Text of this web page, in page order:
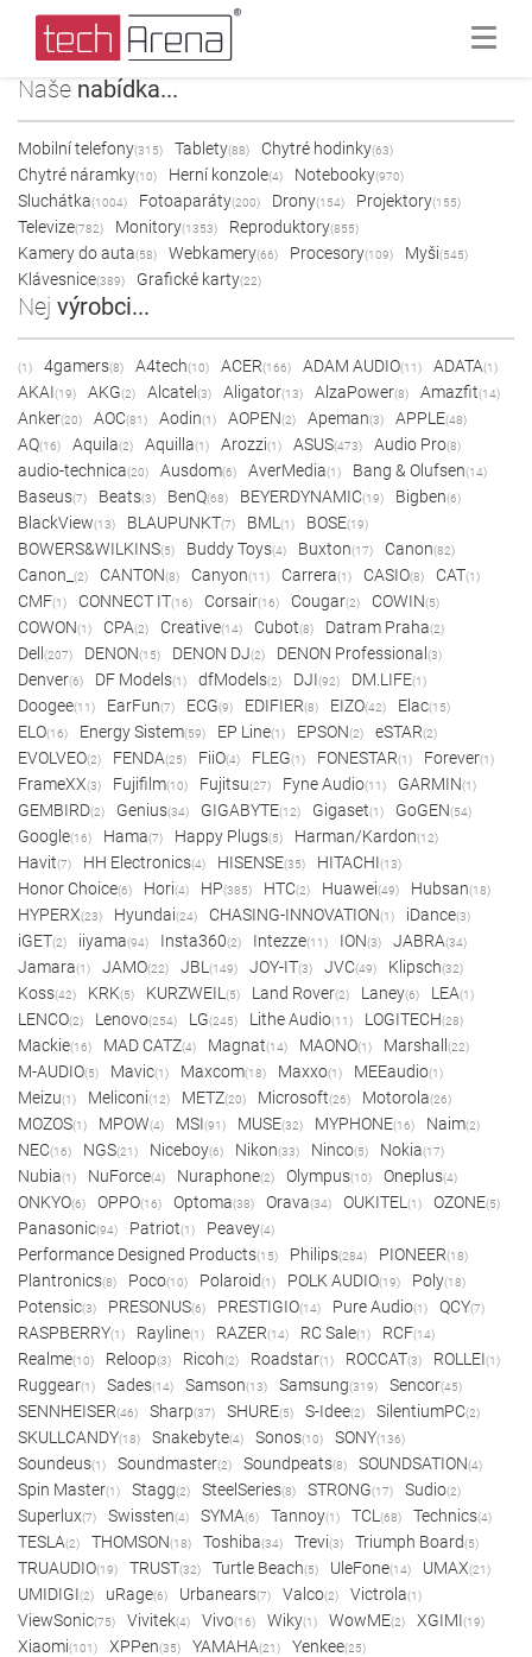
Naše nabídka...
Mobilní telefony(315) Tablety(88) Chytré hodinky(63)
Chytré náramky(10) Herní konzole(4) Notebooky(970)
Sluchátka(1004) Fotoaparáty(200) Drony(154) Projektory(155)
Televize(782) Monitory(1353) Reproduktory(855)
Kamery do auta(58) Webkamery(66) Procesory(109) Myši(545)
Klávesnice(389) Grafické karty(22)
Nej výrobci...
(1) 4gamers(8) A4tech(10) ACER(166) ADAM AUDIO(11) ADATA(1)
AKAI(19) AKG(2) Alcatel (3) Aligator(13) AlzaPower(8) Amazfit(14)
Anker(20) AOC(81) Aodin(1) AOPEN(2) Apeman(3) APPLE(48)
AQ(16) Aquila(2) Aquilla(1) Arozzi(1) ASUS(473) Audio Pro(8)
audio-technica(20) Ausdom(6) AverMedia(1) Bang & Olufsen(14)
Baseus(7) Beats(3) BenQ(68) BEYERDYNAMIC(19) Bigben(6)
BlackView(13) BLAUPUNKT(7) BML (1) BOSE(19)
BOWERS&WILKINS(5) Buddy Toys(4) Buxton(17) Canon(82)
Canon_ (2) CANTON(8) Canyon(11) Carrera(1) CASIO(8) CAT(1)
CMF(1) CONNECT IT(16) Corsair(16) Cougar(2) COWIN(5)
COWON(1) CPA(2) Creative(14) Cubot(8) Datram Praha(2)
Dell (207) DENON(15) DENON DJ(2) DENON Professional (3)
Denver(6) DF Models(1) dfModels(2) DJI(92) DM.LIFE(1)
Doogee(11) EarFun(7) ECG(9) EDIFIER(8) EIZO(42) Elac(15)
ELO(16) Energy Sistem(59) EP Line(1) EPSON(2) eSTAR(2)
EVOLVEO(2) FENDA(25) FiiO(4) FLEG(1) FONESTAR(1) Forever(1)
FrameXX(3) Fujifilm(10) Fujitsu(27) Fyne Audio(11) GARMIN(1)
GEMBIRD(2) Genius(34) GIGABYTE(12) Gigaset(1) GoGEN(54)
Google(16) Hama(7) Happy Plugs(5) Harman/Kardon(12)
Havit(7) HH Electronics(4) HISENSE(35) HITACHI(13)
Honor Choice(6) Hori(4) HP(385) HTC(2) Huawei(49) Hubsan(18)
HYPERX(23) Hyundai(24) CHASING-INNOVATION(1) iDance(3)
iGET(2) iiyama(94) Insta360(2) Intezze(11) ION(3) JABRA(34)
Jamara(1) JAMO(22) JBL (149) JOY-IT(3) JVC(49) Klipsch(32)
Koss(42) KRK(5) KURZWEIL (5) Land Rover(2) Laney(6) LEA(1)
LENCO(2) Lenovo(254) LG(245) Lithe Audio(11) LOGITECH(28)
Mackie(16) MAD CATZ(4) Magnat(14) MAONO(1) Marshall (22)
M-AUDIO(5) Mavic(1) Maxcom(18) Maxxo(1) MEEaudio(1)
Meizu(1) Meliconi(12) METZ(20) Microsoft(26) Motorola(26)
MOZOS(1) MPOW(4) MSI(91) MUSE(32) MYPHONE(16) Naim(2)
NEC(16) NGS(21) Niceboy(6) Nikon(33) Ninco(5) Nokia(17)
Nubia(1) NuForce(4) Nuraphone(2) Olympus(10) Oneplus(4)
ONKYO(6) OPPO(16) Optoma(38) Orava(34) OUKITEL (1) OZONE(5)
Panasonic(94) Patriot(1) Peavey(4)
Performance Designed Products(15) Philips(284) PIONEER(18)
Plantronics(8) Poco(10) Polaroid(1) POLK AUDIO(19) Poly(18)
Potensic(3) PRESONUS(6) PRESTIGIO(14) Pure Audio(1) QCY(7)
RASPBERRY(1) Rayline(1) RAZER(14) RC Sale(1) RCF(14)
Realme(10) Reloop(3) Ricoh(2) Roadstar(1) ROCCAT(3) ROLLEI(1)
Ruggear(1) Sades(14) Samson(13) Samsung(319) Sencor(45)
SENNHEISER(46) Sharp(37) SHURE(5) S-Idee(2) SilentiumPC(2)
SKULLCANDY(18) Snakebyte(4) Sonos(10) SONY(136)
Soundeus(1) Soundmaster(2) Soundpeats(8) SOUNDSATION(4)
Spin Master(1) Stagg(2) SteelSeries(8) STRONG(17) Sudio(2)
Superlux(7) Swissten(4) SYMA(6) Tannoy(1) TCL (68) Technics(4)
TESLA(2) THOMSON(18) Toshiba(34) Trevi(3) Triumph Board(5)
TRUAUDIO(19) TRUST(32) Turtle Beach(5) UleFone(14) UMAX(21)
UMIDIGI(2) uRage(6) Urbanears(7) Valco(2) Victrola(1)
ViewSonic(75) Vivitek(4) Vivo(16) Wiky(1) WowME(2) XGIMI(19)
Xiaomi(101) XPPen(35) YAMAHA(21) Yenkee(25)